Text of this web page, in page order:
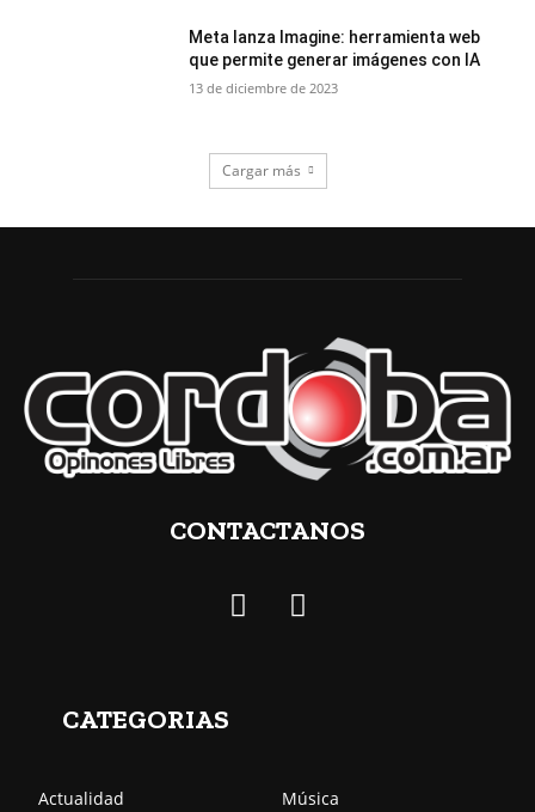
Meta lanza Imagine: herramienta web
que permite generar imágenes con IA
13 de diciembre de 2023
Cargar más
CONTACTANOS
CATEGORIAS
Actualidad
Música